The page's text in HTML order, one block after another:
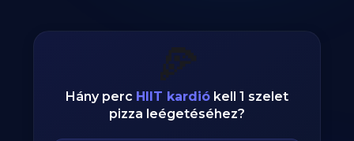
🍕
Hány perc HIIT kardió kell 1 szelet
pizza leégetéséhez?